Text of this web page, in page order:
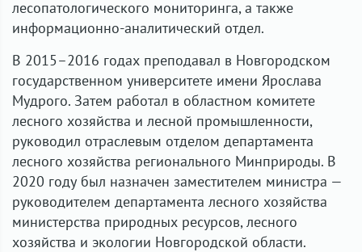
лесопатологического мониторинга, а также
информационно-аналитический отдел.
В 2015–2016 годах преподавал в Новгородском
государственном университете имени Ярослава
Мудрого. Затем работал в областном комитете
лесного хозяйства и лесной промышленности,
руководил отраслевым отделом департамента
лесного хозяйства регионального Минприроды. В
2020 году был назначен заместителем министра —
руководителем департамента лесного хозяйства
министерства природных ресурсов, лесного
хозяйства и экологии Новгородской области.